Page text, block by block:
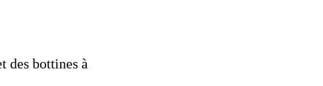
des bottines à